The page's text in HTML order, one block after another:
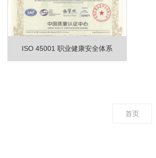
ISO 45001 职业健康安全体系
首页